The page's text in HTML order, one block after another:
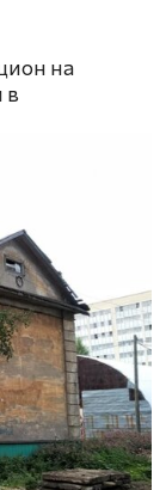
на
в